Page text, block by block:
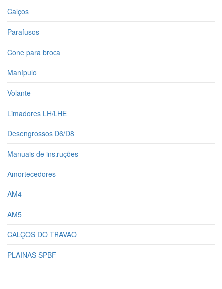
Calços
Parafusos
Cone para broca
Manípulo
Volante
Limadores LH/LHE
Desengrossos D6/D8
Manuais de instruções
Amortecedores
AM4
AM5
CALÇOS DO TRAVÃO
PLAINAS SPBF